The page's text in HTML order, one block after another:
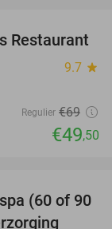
28%
Restaurant
9.7 star
Regulier €69
€49,50
44%
(60 of 90